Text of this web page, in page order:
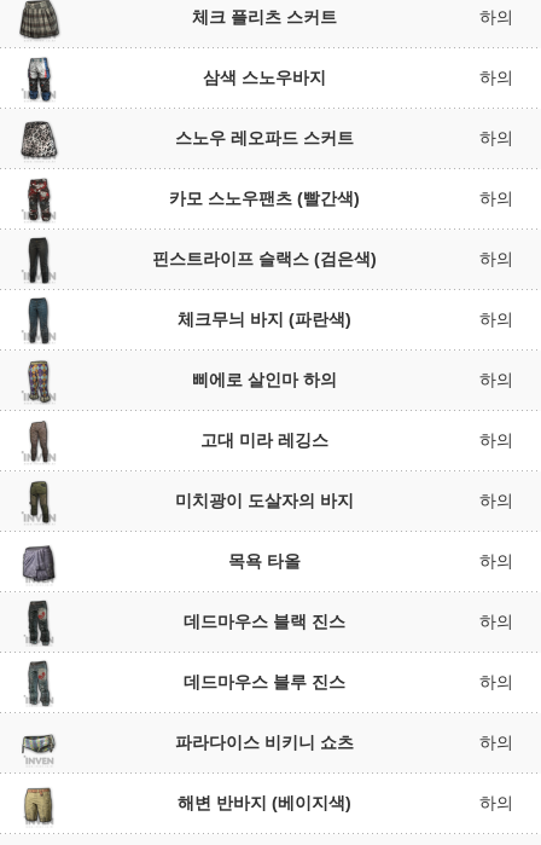
체크 플리츠 스커트 하의
삼색 스노우바지 하의
스노우 레오파드 스커트 하의
카모 스노우팬츠 (빨간색) 하의
핀스트라이프 슬랙스 (검은색) 하의
체크무늬 바지 (파란색) 하의
삐에로 살인마 하의 하의
고대 미라 레깅스 하의
미치광이 도살자의 바지 하의
목욕 타올 하의
데드마우스 블랙 진스 하의
데드마우스 블루 진스 하의
파라다이스 비키니 쇼츠 하의
해변 반바지 (베이지색) 하의